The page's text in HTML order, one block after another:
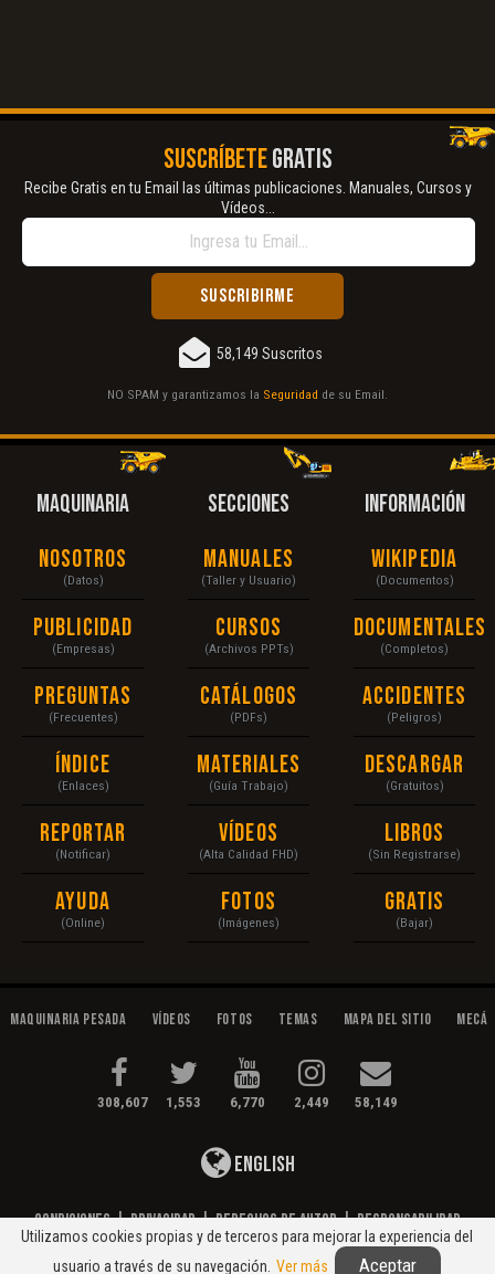
SUSCRÍBETEGRATIS
Recibe Gratis en tu Email las últimas publicaciones. Manuales, Cursos y
Vídeos...
58,149 Suscritos
NO SPAM y garantizamos la Seguridad de su Email.
MAQUINARIA
Nosotros
(Datos)
Publicidad
(Empresas)
Preguntas
(Frecuentes)
Índice
(Enlaces)
Reportar
(Notificar)
Ayuda
(Online)
SECCIONES
Manuales
(Taller y Usuario)
Cursos
(Archivos PPTs)
Catálogos
(PDFs)
Materiales
(Guía Trabajo)
Vídeos
(Alta Calidad FHD)
Fotos
(Imágenes)
INFORMACIÓN
Wikipedia
(Documentos)
Documentales
(Completos)
Accidentes
(Peligros)
Descargar
(Gratuitos)
Libros
(Sin Registrarse)
Gratis
(Bajar)
Maquinaria Pesada Vídeos Fotos Temas Mapa del Sitio
308,607 1,553 6,770 2,449 58,149
English
Condiciones|Privacidad|Derechos de Autor|Responsabilidad
© 2020 Maquinaria Pesada. Operación, Mecánica, Mantenimiento...
Utilizamos cookies propias y de terceros para mejorar la experiencia del
usuario a través de su navegación. Ver más Aceptar